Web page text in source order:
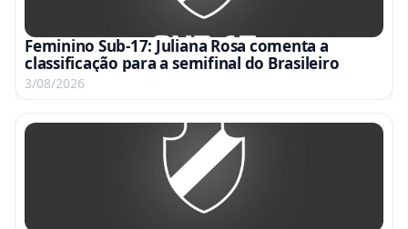
Feminino Sub-17: Juliana Rosa comenta a
classificação para a semifinal do Brasileiro
3/08/2026